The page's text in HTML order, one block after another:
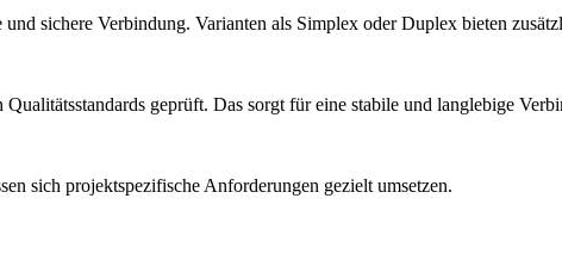
sichere Verbindung. Varianten als Simplex oder Duplex bieten
geprüft. Das sorgt für eine stabile und langlebige
sich projektspezifische Anforderungen gezielt umsetzen.